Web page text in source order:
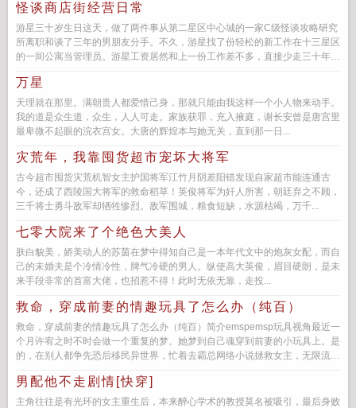
怪谈商店街经营日常
游星三十岁生日这天，做了两件事从第二星区中心城的一家C级怪谈攻略研究
所离职和谈了三年的男朋友分手。不久，游星找了份轻松的新工作在十三星区
的一间公寓当管理员。游星工资居然和上一份工作差不多，直接少走三十年
万星
天理就在那里。满朝贵人都爱惜己身，那就只能由我这样一个小人物来动手。
我的道是众生道，众生，人人可走。家族获罪，充入掖庭，谢长安曾是唐宫里
最卑微不起眼的浣衣宫女。大唐的辉煌本与她无关，直到那一日...
灾荒年，我靠囤货超市宠坏大将军
古今超市囤货灾荒机智女主护国将军江竹月阴差阳错发现自家超市能连通古
今，还成了西陵国大将军的救命稻草！英俊将军为奸人所害，朝廷弃之不顾，
三千将士勇斗敌军却牺牲惨烈。敌军围城，粮食短缺，水源枯竭，万千...
七零大院来了个绝色大美人
肤白貌美，娇美动人的苏茵在梦中得知自己是一本年代文中的炮灰女配，而自
己的未婚夫是个冷情冷性，脾气冷硬的男人。纵使高大英俊，眉目硬朗，是未
来手段非常的首富大佬，也招惹不得！此时无依无靠，走投...
救命，穿成前妻的情趣玩具了怎么办（纯百）
救命，穿成前妻的情趣玩具了怎么办（纯百）简介emspemsp玩具视角最近一
个月许宥之时不时会做一个重复的梦。她梦到自己魂穿到前妻的小玩具上。是
的，在别人都争先恐后移民异世界，忙着去霸总网络小说拯救女主，无限流里
男配他不走剧情[快穿]
主角往往是有光环的女主重生后，本来醉心学术的教授莫名被吸引，最后身败